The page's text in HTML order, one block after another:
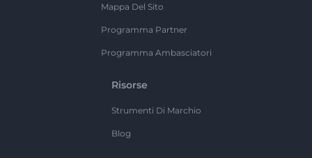
Mappa Del Sito
Programma Partner
Programma Ambasciatori
Risorse
Strumenti Di Marchio
Blog